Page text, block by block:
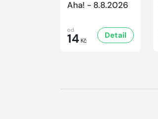
Aha! - 8.8.2026
od
14 Kč
Detail